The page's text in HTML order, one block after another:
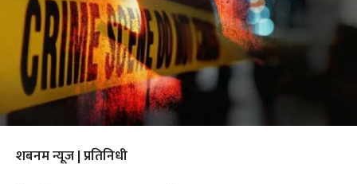
शबनम न्यूज | प्रतिनिधी